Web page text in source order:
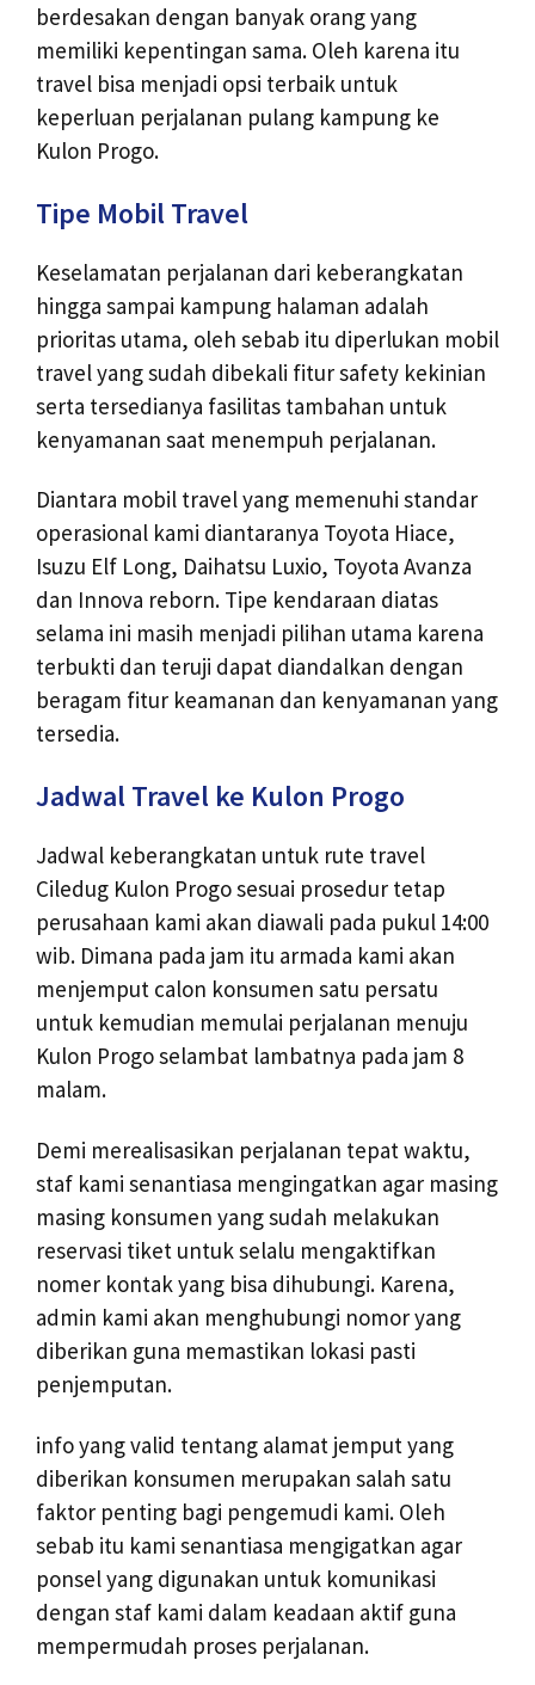
berdesakan dengan banyak orang yang
memiliki kepentingan sama. Oleh karena itu
travel bisa menjadi opsi terbaik untuk
keperluan perjalanan pulang kampung ke
Kulon Progo.
Tipe Mobil Travel
Keselamatan perjalanan dari keberangkatan
hingga sampai kampung halaman adalah
prioritas utama, oleh sebab itu diperlukan mobil
travel yang sudah dibekali fitur safety kekinian
serta tersedianya fasilitas tambahan untuk
kenyamanan saat menempuh perjalanan.
Diantara mobil travel yang memenuhi standar
operasional kami diantaranya Toyota Hiace,
Isuzu Elf Long, Daihatsu Luxio, Toyota Avanza
dan Innova reborn. Tipe kendaraan diatas
selama ini masih menjadi pilihan utama karena
terbukti dan teruji dapat diandalkan dengan
beragam fitur keamanan dan kenyamanan yang
tersedia.
Jadwal Travel ke Kulon Progo
Jadwal keberangkatan untuk rute travel
Ciledug Kulon Progo sesuai prosedur tetap
perusahaan kami akan diawali pada pukul 14:00
wib. Dimana pada jam itu armada kami akan
menjemput calon konsumen satu persatu
untuk kemudian memulai perjalanan menuju
Kulon Progo selambat lambatnya pada jam 8
malam.
Demi merealisasikan perjalanan tepat waktu,
staf kami senantiasa mengingatkan agar masing
masing konsumen yang sudah melakukan
reservasi tiket untuk selalu mengaktifkan
nomer kontak yang bisa dihubungi. Karena,
admin kami akan menghubungi nomor yang
diberikan guna memastikan lokasi pasti
penjemputan.
info yang valid tentang alamat jemput yang
diberikan konsumen merupakan salah satu
faktor penting bagi pengemudi kami. Oleh
sebab itu kami senantiasa mengigatkan agar
ponsel yang digunakan untuk komunikasi
dengan staf kami dalam keadaan aktif guna
mempermudah proses perjalanan.